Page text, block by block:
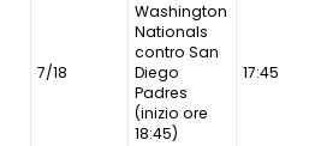
7/18
Washington
Nationals
contro San
Diego
Padres
(inizio ore
18:45)
17:45